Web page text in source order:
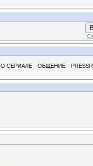
О СЕРИАЛЕ ОБЩЕНИЕ